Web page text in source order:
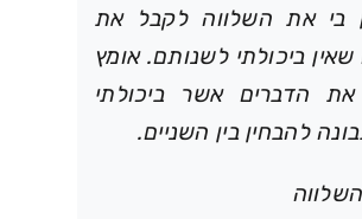
בי את השלווה לקבל את
ביכולתי לשנותם. אומץ
הדברים אשר ביכולתי
להבחין בין השניים.